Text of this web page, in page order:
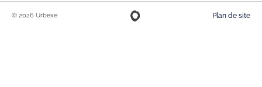
© 2026 Urbexe Plan de site